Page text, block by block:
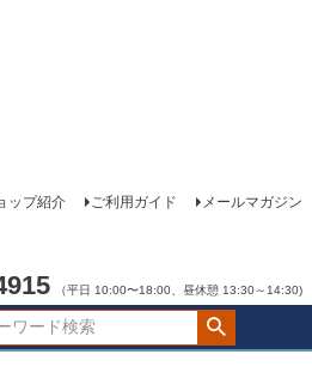
ップ紹介 ご利用ガイド メールマガジン
（平日 10:00〜18:00、昼休憩 13:30～14:30)